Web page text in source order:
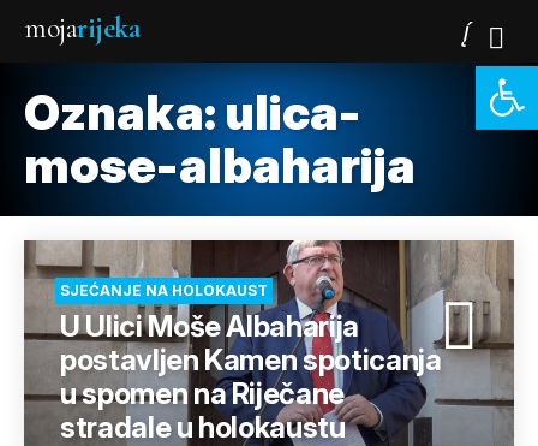
mojarijeka
Oznaka: ulica-
mose-albaharija
SJEĆANJE NA HOLOKAUST
U Ulici Moše Albaharija
postavljen Kamen spoticanja
u spomen na Riječane
stradale u holokaustu